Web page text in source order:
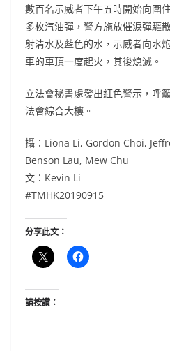
數百名示威者下午五時開始向圍
多枚汽油彈，警方施放催淚彈驅
射清水及藍色的水，示威者向水
車的車頂一度起火，其後熄滅。
立法會秘書處發出紅色警示，呼
法會綜合大樓。
攝：Liona Li, Gordon Choi,
Benson Lau, Mew Chu
文：Kevin Li
#TMHK20190915
分享此文：
請按讚：